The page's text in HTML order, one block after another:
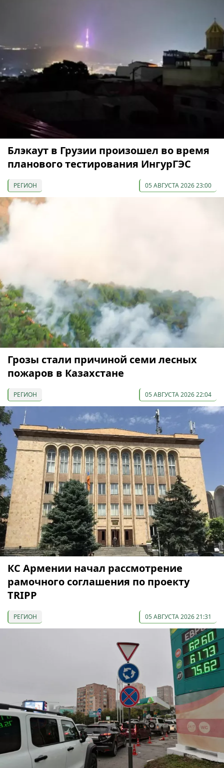
Блэкаут в Грузии произошел во время
планового тестирования ИнгурГЭС
РЕГИОН 05 АВГУСТА 2026 23:00
Грозы стали причиной семи лесных
пожаров в Казахстане
РЕГИОН 05 АВГУСТА 2026 22:04
КС Армении начал рассмотрение
рамочного соглашения по проекту
TRIPP
РЕГИОН 05 АВГУСТА 2026 21:31